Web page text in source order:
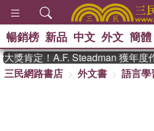
熱搜：
暢銷榜 新品 中文 外文 簡體
獎肯定！A.F. Steadman 獲年度
三民網路書店
外文書 語言學